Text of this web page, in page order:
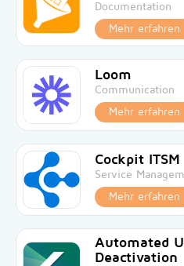
Documentation
Mehr erfahren
Loom
Communication
Mehr erfahren
Cockpit ITSM
Service
Mehr erfahren
Automated
Deactivation